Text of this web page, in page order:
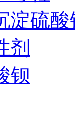
淀硫酸
剂
钡